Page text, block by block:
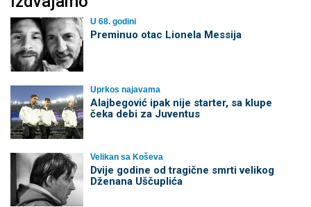
U 68. godini
Preminuo otac Lionela Messija
Uprkos najavama
Alajbegović ipak nije starter, sa klupe
čeka debi za Juventus
Velikan sa Koševa
Dvije godine od tragične smrti velikog
Dženana Uščuplića